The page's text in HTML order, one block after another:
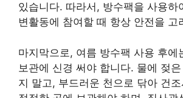
있습니다. 따라서, 방수팩을 사용하
변활동에 참여할 때 항상 안전을 고
마지막으로, 여름 방수팩 사용 후에
보관에 신경 써야 합니다. 물에 젖
지 말고, 부드러운 천으로 닦아 건